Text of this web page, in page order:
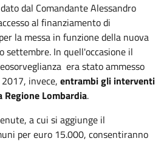
dal Comandante Alessandro
al finanziamento di
la messa in funzione della nuova
settembre. In quell'occasione il
era stato ammesso
invece, entrambi gli interventi
Lombardia.
a cui si aggiunge il
per euro 15.000, consentiranno